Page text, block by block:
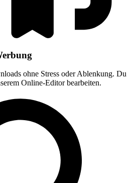
ohne Stress oder Ablenkung. Du
Online-Editor bearbeiten.